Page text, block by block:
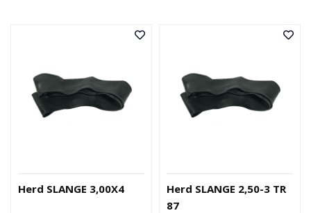
Herd SLANGE 3,00X4
Herd SLANGE 2,50-3 TR
87